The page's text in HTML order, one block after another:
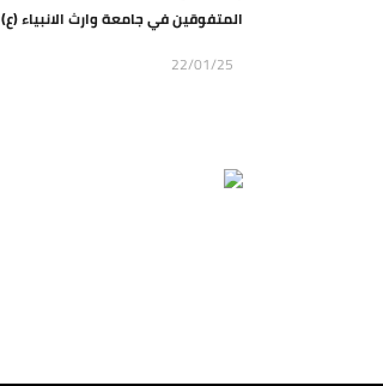
المتفوقين في جامعة وارث الانبياء (ع)
22/01/25